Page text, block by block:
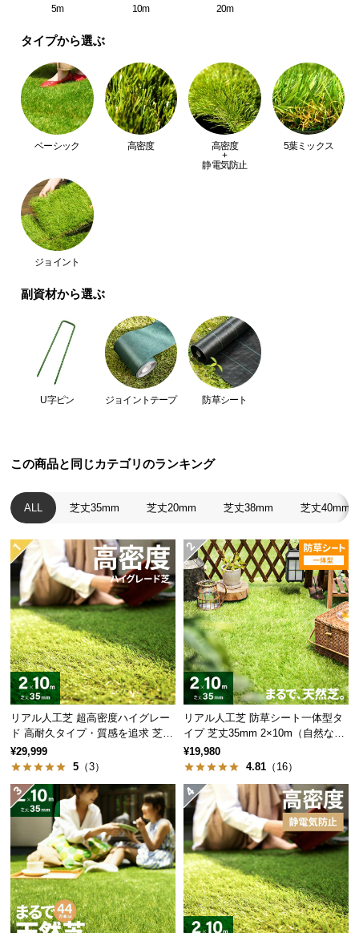
い
開
梱
設
置
ー
ビ
ス
に
つ
て
経
て
品・
ャ
ン
セ
ル
に
つ
い
て
保
証
に
い
て
会
員
規
約
に
5m 10m 20m
タイプから選ぶ
ベーシック 高密度
高密度
+
静電気防止
5葉ミックス
ジョイント
副資材から選ぶ
U字ピン ジョイントテープ 防草シート
この商品と同じカテゴリのランキング
ALL 芝丈35mm 芝丈20mm 芝丈38mm 芝丈40mm
リアル人工芝 超高密度ハイグレー
ド 高耐久タイプ・質感を追求 芝丈
35mm 2×10m
¥29,999
5 （3）
リアル人工芝 防草シート一体型タ
イプ 芝丈35mm 2×10m（自然な見
た目追求・U字ピン付）
¥19,980
4.81 （16）